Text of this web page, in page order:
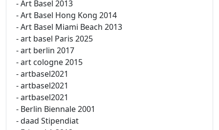
- Art Basel 2013
- Art Basel Hong Kong 2014
- Art Basel Miami Beach 2013
- art basel Paris 2025
- art berlin 2017
- art cologne 2015
- artbasel2021
- artbasel2021
- artbasel2021
- Berlin Biennale 2001
- daad Stipendiat